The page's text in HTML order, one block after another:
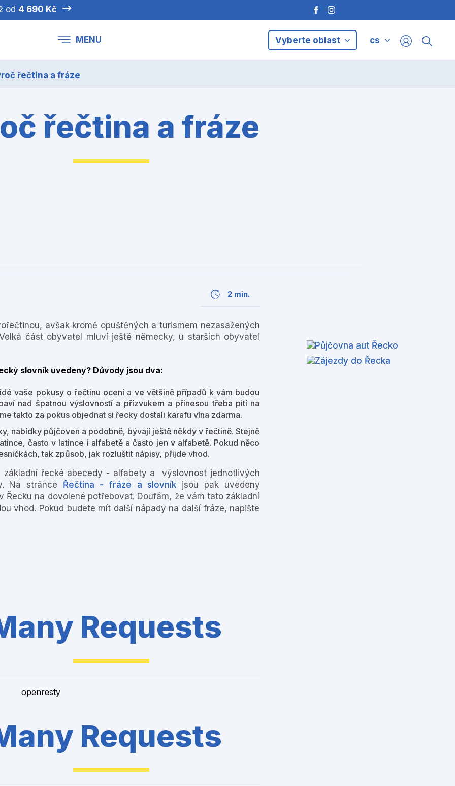
od 4 690 Kč
MENU Vyberte oblast cs
řečtina a fráze
řečtina a fráze
2 min.
avšak kromě opuštěných a turismem nezasažených
část obyvatel mluví ještě německy, u starších obyvatel
slovník uvedeny? Důvody jsou dva:
vaše pokusy o řečtinu ocení a ve většině případů k vám budou
nad špatnou výslovností a přízvukem a přinesou třeba pití na
takto za pokus objednat si řecky dostali karafu vína zdarma.
nabídky půjčoven a podobně, bývají ještě někdy v řečtině. Stejně
často v latince i alfabetě a často jen v alfabetě. Pokud něco
tak způsob, jak rozluštit nápisy, přijde vhod.
řecké abecedy - alfabety a výslovnost jednotlivých
Na stránce Řečtina - fráze a slovník jsou pak uvedeny
na dovolené potřebovat. Doufám, že vám tato základní
vhod. Pokud budete mít další nápady na další fráze, napište
Requests
openresty
Requests